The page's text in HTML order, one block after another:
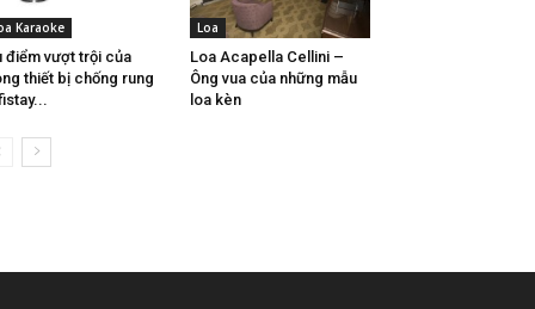
Karaoke
điểm vượt trội của
thiết bị chống rung
Loa
Loa Acapella Cellini –
Ông vua của những mẫu
loa kèn